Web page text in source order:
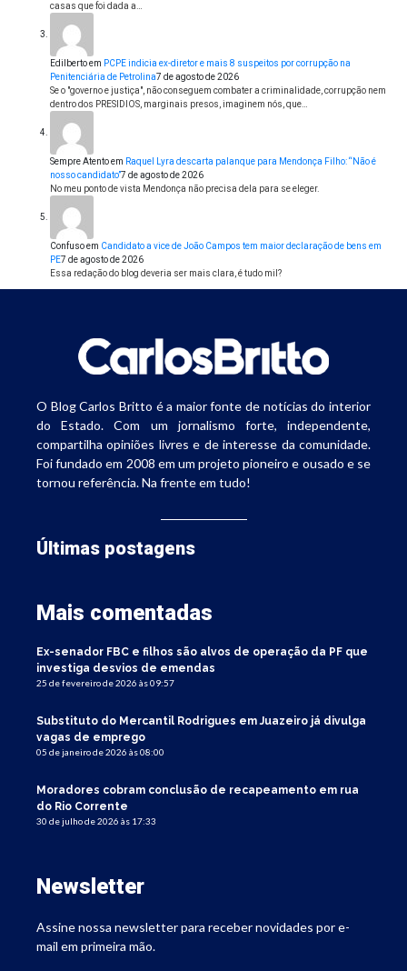
casas que foi dada a…
Edilbertoem PCPE indicia ex-diretor e mais 8 suspeitos por corrupção na
Penitenciária de Petrolina7 de agosto de 2026
Se o "governo e justiça", não conseguem combater a criminalidade, corrupção nem
dentro dos PRESIDIOS, marginais presos, imaginem nós, que…
Sempre Atentoem Raquel Lyra descarta palanque para Mendonça Filho: “Não é
nosso candidato”7 de agosto de 2026
No meu ponto de vista Mendonça não precisa dela para se eleger.
Confusoem Candidato a vice de João Campos tem maior declaração de bens em
PE7 de agosto de 2026
Essa redação do blog deveria ser mais clara, é tudo mil?
O Blog Carlos Britto é a maior fonte de notícias do interior
do Estado. Com um jornalismo forte, independente,
compartilha opiniões livres e de interesse da comunidade.
Foi fundado em 2008 em um projeto pioneiro e ousado e se
tornou referência. Na frente em tudo!
Últimas postagens
Mais comentadas
Ex-senador FBC e filhos são alvos de operação da PF que
investiga desvios de emendas
25 de fevereiro de 2026 às 09:57
Substituto do Mercantil Rodrigues em Juazeiro já divulga
vagas de emprego
05 de janeiro de 2026 às 08:00
Moradores cobram conclusão de recapeamento em rua
do Rio Corrente
30 de julho de 2026 às 17:33
Newsletter
Assine nossa newsletter para receber novidades por e-
mail em primeira mão.